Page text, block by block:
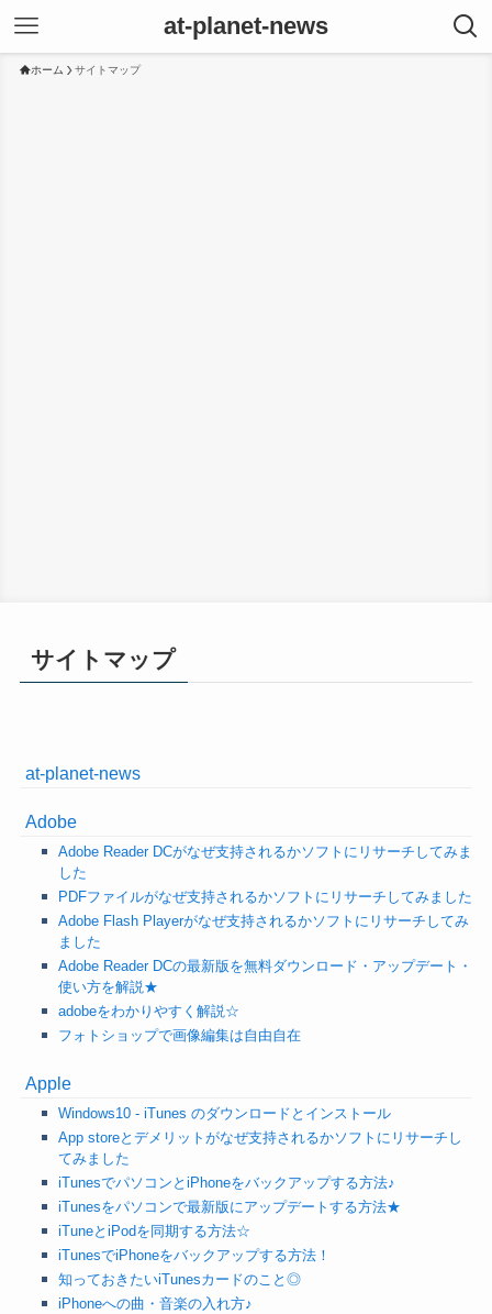
at-planet-news
ホーム サイトマップ
サイトマップ
at-planet-news
Adobe
Adobe Reader DCがなぜ支持されるかソフトにリサーチしてみま
した
PDFファイルがなぜ支持されるかソフトにリサーチしてみました
Adobe Flash Playerがなぜ支持されるかソフトにリサーチしてみ
ました
Adobe Reader DCの最新版を無料ダウンロード・アップデート・
使い方を解説★
adobeをわかりやすく解説☆
フォトショップで画像編集は自由自在
Apple
Windows10 - iTunes のダウンロードとインストール
App storeとデメリットがなぜ支持されるかソフトにリサーチし
てみました
iTunesでパソコンとiPhoneをバックアップする方法♪
iTunesをパソコンで最新版にアップデートする方法★
iTuneとiPodを同期する方法☆
iTunesでiPhoneをバックアップする方法！
知っておきたいiTunesカードのこと◎
iPhoneへの曲・音楽の入れ方♪